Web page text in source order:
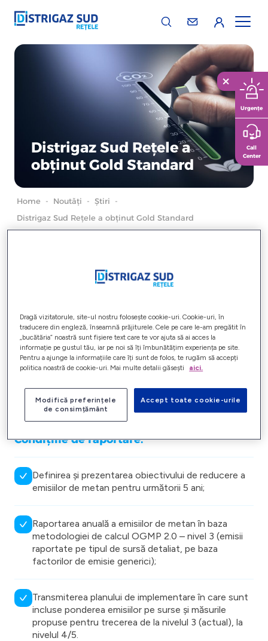
Distrigaz Sud Rețele a
obținut Gold Standard
Home - Noutăți - Știri
-
Distrigaz Sud Rețele a obținut Gold Standard
Odată cu aderarea în cadrul acestui parteneriat, prin
care peste 104 de companii ce activează în domeniile
compania s-a angajat să reducă emisiile de metan și să
implementeze standardul global de cuantificare și
raportare a emisiilor de metan (OGMP 2.0).
Cu toate că în anul “0” (anul aderării) companiile
Rețele a îndeplinit toate condițiile de raportare
solicitate de OGMP pentru obținerea Gold Standard.
Condițiile de raportare:
Definirea și prezentarea obiectivului de reducere a
emisiilor de metan pentru următorii 5 ani;
Raportarea anuală a emisiilor de metan în baza
metodologiei de calcul OGMP 2.0 – nivel 3 (emisii
raportate pe tipul de sursă detaliat, pe baza
factorilor de emisie generici);
Transmiterea planului de implementare în care sunt
incluse ponderea emisiilor pe surse și măsurile
propuse pentru trecerea de la nivelul 3 (actual), la
nivelul 4/5.
Urgențe
Call
Center
Dragă vizitatorule, site-ul nostru folosește cookie-uri. Cookie-uri, în
traducere din engleză, înseamnă prăjiturele. Cele pe care le-am pregătit în
„bucătăria” noastră sunt fișiere text care te vor ajuta să ai acces la
informație pe gustul tău, iar pe noi să îți îmbunătățim experiența pe site.
Pentru a ajunge la informațiile care îți sunt de folos, te rugăm să accepți
politica noastră de cookie-uri. Mai multe detalii găsești
aici.
Modifică preferințele
de consimțământ
Accept toate cookie-urile